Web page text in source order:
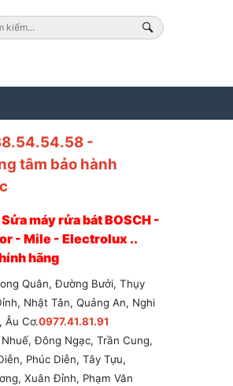
-
tâm bảo hành
máy rửa bát BOSCH -
- Mile - Electrolux ..
hãng
Quân, Đường Bưởi, Thụy
Nhật Tân, Quảng An, Nghi
Âu Cơ.0977.41.81.91
Đông Ngạc, Trần Cung,
Phúc Diễn, Tây Tựu,
Xuân Đỉnh, Phạm Văn